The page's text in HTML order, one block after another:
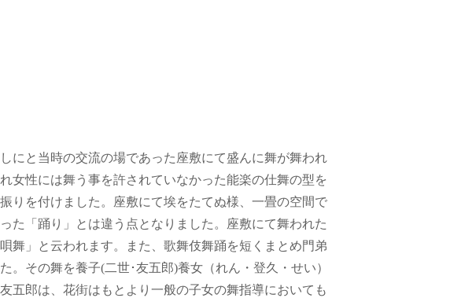
にと当時の交流の場であった座敷にて盛んに舞が舞われ
女性には舞う事を許されていなかった能楽の仕舞の型を
りを付けました。座敷にて埃をたてぬ様、一畳の空間で
た「踊り」とは違う点となりました。座敷にて舞われた
舞」と云われます。また、歌舞伎舞踊を短くまとめ門弟
その舞を養子(二世･友五郎)養女（れん・登久・せい）
五郎は、花街はもとより一般の子女の舞指導においても